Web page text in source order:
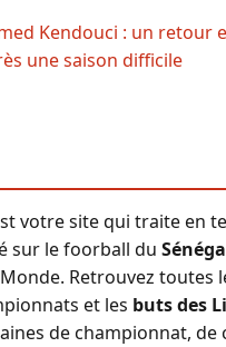
Kendouci : un retour
une saison difficile
votre site qui traite en
sur le foorball du
Retrouvez toutes
et les buts des
de championnat, de